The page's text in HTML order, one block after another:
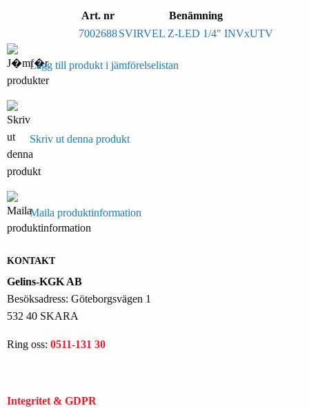
Art. nr
Benämning
7002688SVIRVEL Z-LED 1/4" INVxUTV
Lägg till produkt i jämförelselistan
Skriv ut denna produkt
Maila produktinformation
KONTAKT
Gelins-KGK AB
Besöksadress: Göteborgsvägen 1
532 40 SKARA
Ring oss: 0511-131 30
Integritet & GDPR